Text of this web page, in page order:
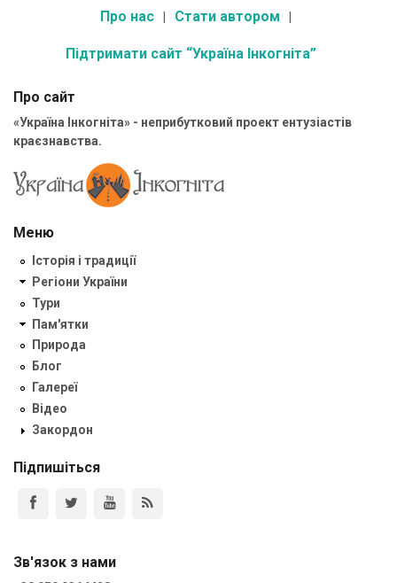
Про нас Стати автором
Підтримати сайт “Україна Інкогніта”
Про сайт
«Україна Інкогніта» - неприбутковий проект ентузіастів
краєзнавства.
Меню
Історія і традиції
Регіони України
Тури
Пам'ятки
Природа
Блог
Галереї
Відео
Закордон
Підпишіться
Зв'язок з нами